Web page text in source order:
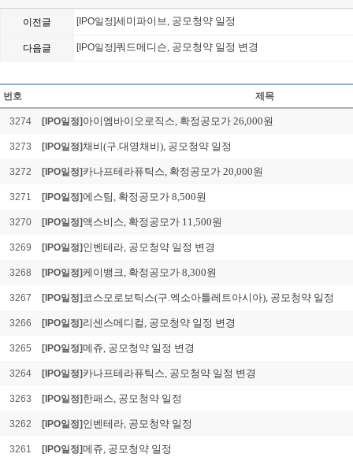
이전글 [IPO일정]세미파이브, 공모청약 일정
다음글 [IPO일정]쿼드메디슨, 공모청약 일정 변경
번호 제목
3274 [IPO일정] 아이엠바이오로직스, 확정공모가 26,000원
3273 [IPO일정]채비(구.대영채비), 공모청약 일정
3272 [IPO일정] 카나프테라퓨틱스, 확정공모가 20,000원
3271 [IPO일정]에스팀, 확정공모가 8,500원
3270 [IPO일정]액스비스, 확정공모가 11,500원
3269 [IPO일정] 인벤테라, 공모청약 일정 변경
3268 [IPO일정] 케이뱅크, 확정공모가 8,300원
3267 [IPO일정] 코스모로보틱스(구.엑소아틀레트아시아), 공모청약 일정
3266 [IPO일정] 리센스메디컬, 공모청약 일정 변경
3265 [IPO일정]메쥬, 공모청약 일정 변경
3264 [IPO일정] 카나프테라퓨틱스, 공모청약 일정 변경
3263 [IPO일정] 한패스, 공모청약 일정
3262 [IPO일정] 인벤테라, 공모청약 일정
3261 [IPO일정]메쥬, 공모청약 일정